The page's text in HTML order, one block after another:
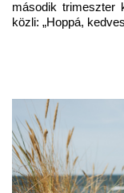
második trimeszter
közli: „Hoppá,